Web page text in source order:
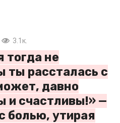
3.1к.
тогда не
ты рассталась с
давно
и счастливы!» —
болью, утирая